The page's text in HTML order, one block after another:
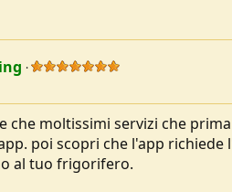
che moltissimi servizi che
poi scopri che l'app richiede
al tuo frigorifero.